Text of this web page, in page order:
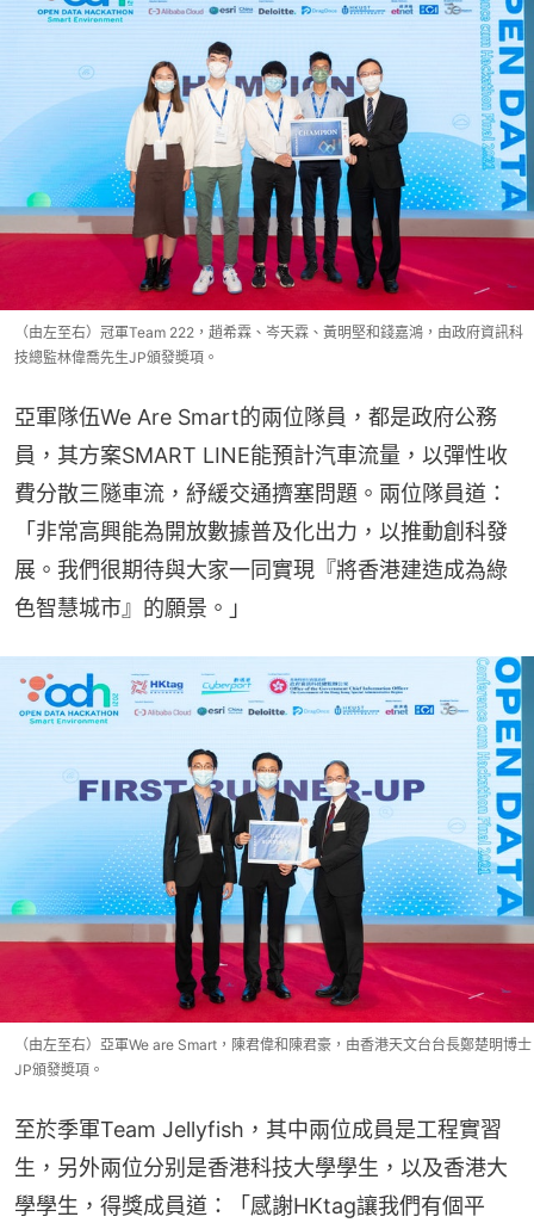
（由左至右）冠軍Team 222，趙希霖、岑天霖、黃明堅和錢嘉鴻，由政府資訊科
技總監林偉喬先生JP頒發奬項。
亞軍隊伍We Are Smart的兩位隊員，都是政府公務
員，其方案SMART LINE能預計汽車流量，以彈性收
費分散三隧車流，紓緩交通擠塞問題。兩位隊員道：
「非常高興能為開放數據普及化出力，以推動創科發
展。我們很期待與大家一同實現『將香港建造成為綠
色智慧城市』的願景。」
（由左至右）亞軍We are Smart，陳君偉和陳君豪，由香港天文台台長鄭楚明博士
JP頒發奬項。
至於季軍Team Jellyfish，其中兩位成員是工程實習
生，另外兩位分别是香港科技大學學生，以及香港大
學學生，得獎成員道：「感謝HKtag讓我們有個平